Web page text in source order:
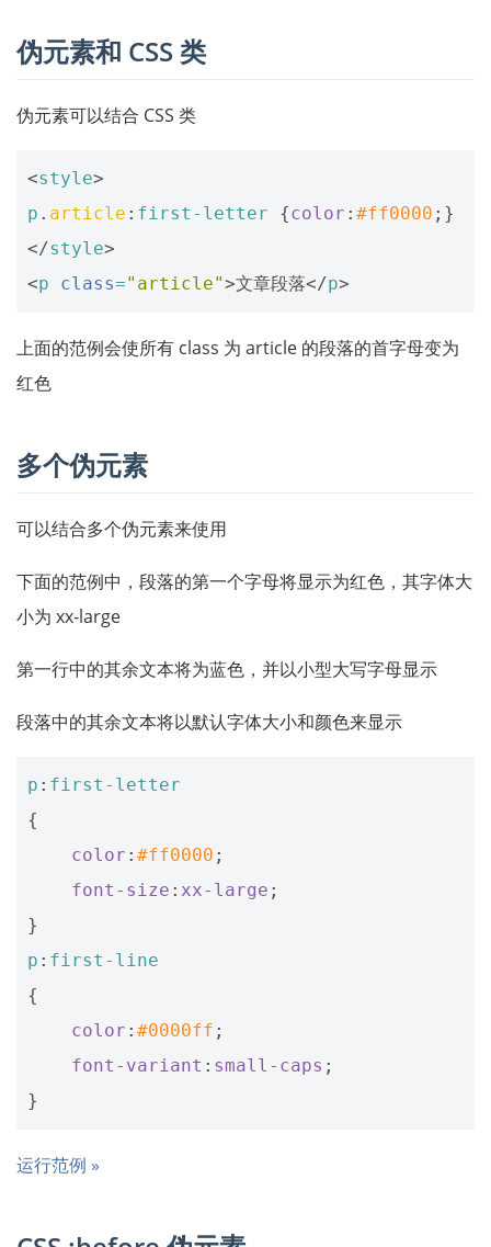
伪元素和 CSS 类
伪元素可以结合 CSS 类
<style>
p . article : first-letter {color : #ff0000 ;}
</style>
<p class="article">文章段落</p>
上面的范例会使所有 class 为 article 的段落的首字母变为
红色
多个伪元素
可以结合多个伪元素来使用
下面的范例中，段落的第一个字母将显示为红色，其字体大
小为 xx-large
第一行中的其余文本将为蓝色，并以小型大写字母显示
段落中的其余文本将以默认字体大小和颜色来显示
p : first-letter
{
color : #ff0000 ;
font-size : xx-large ;
}
p : first-line
{
color : #0000ff ;
font-variant : small-caps ;
}
运行范例 »